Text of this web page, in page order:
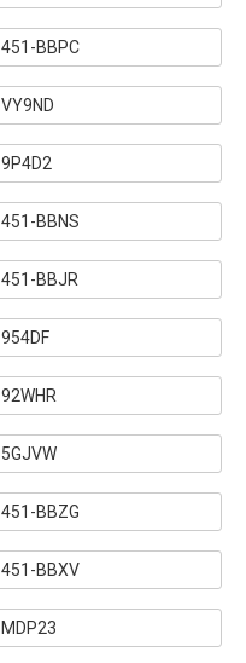
451-BBPC
VY9ND
9P4D2
451-BBNS
451-BBJR
954DF
92WHR
5GJVW
451-BBZG
451-BBXV
MDP23